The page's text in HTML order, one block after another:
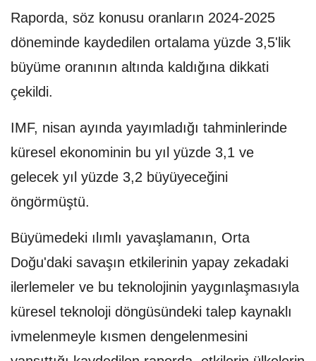
Raporda, söz konusu oranların 2024-2025
döneminde kaydedilen ortalama yüzde 3,5'lik
büyüme oranının altında kaldığına dikkati
çekildi.
IMF, nisan ayında yayımladığı tahminlerinde
küresel ekonominin bu yıl yüzde 3,1 ve
gelecek yıl yüzde 3,2 büyüyeceğini
öngörmüştü.
Büyümedeki ılımlı yavaşlamanın, Orta
Doğu'daki savaşın etkilerinin yapay zekadaki
ilerlemeler ve bu teknolojinin yaygınlaşmasıyla
küresel teknoloji döngüsündeki talep kaynaklı
ivmelenmeyle kısmen dengelenmesini